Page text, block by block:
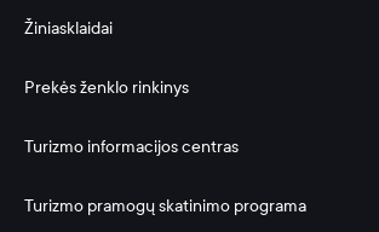
Žiniasklaidai
Prekės ženklo rinkinys
Turizmo informacijos centras
Turizmo pramogų skatinimo programa